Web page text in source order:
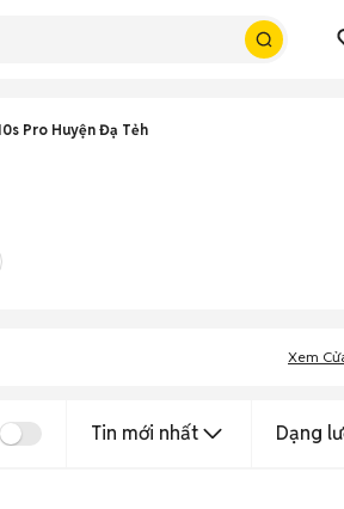
Pro Huyện Đạ Tẻh
Xem
Tin mới nhất Dạng